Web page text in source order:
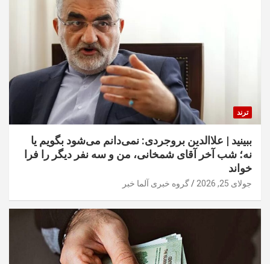
ترند
ببینید | علاالدین بروجردی: نمی‌دانم می‌شود بگویم یا
نه؛ شب آخر آقای شمخانی، من و سه نفر دیگر را فرا
خواند
جولای 25, 2026 گروه خبری آلما خبر